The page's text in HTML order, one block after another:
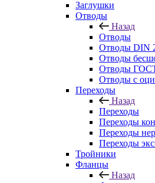
Заглушки
Отводы
Назад
Отводы
Отводы DIN
Отводы
Отводы
Отводы с
Переходы
Назад
Переходы
Переходы
Переходы
Переходы
Тройники
Фланцы
Назад